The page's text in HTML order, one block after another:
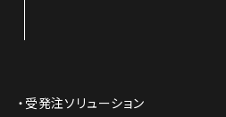
受発注ソリューション